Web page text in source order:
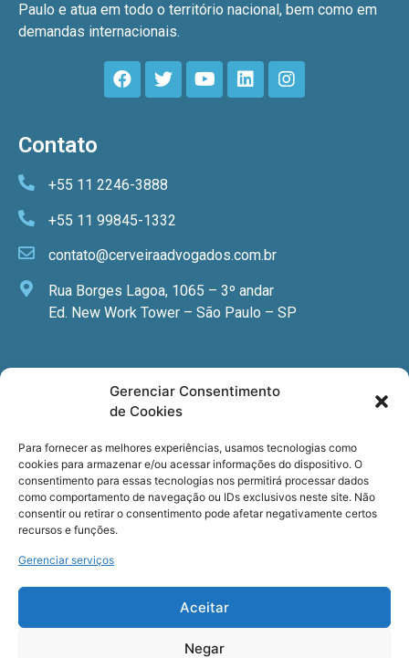
Gerenciar Consentimento
de Cookies
Para fornecer as melhores experiências, usamos tecnologias como
cookies para armazenar e/ou acessar informações do dispositivo. O
consentimento para essas tecnologias nos permitirá processar dados
como comportamento de navegação ou IDs exclusivos neste site. Não
consentir ou retirar o consentimento pode afetar negativamente certos
recursos e funções.
Gerenciar serviços
Aceitar
Negar
Paulo e atua em todo o território nacional, bem como em
demandas internacionais.
Contato
+55 11 2246-3888
+55 11 99845-1332
contato@cerveiraadvogados.com.br
Rua Borges Lagoa, 1065 – 3º andar
Ed. New Work Tower – São Paulo – SP
Newsletter
especializadas, cursos e eventos?
Registre seu email.
Termos de usoe aPolítica de privacidade